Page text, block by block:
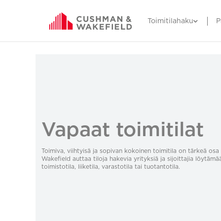
Toimitilahaku
Vapaat toimitilat
Toimiva, viihtyisä ja sopivan kokoinen toimitila on tärkeä osa
Wakefield auttaa tiloja hakevia yrityksiä ja sijoittajia
toimistotila, liiketila, varastotila tai tuotantotila.